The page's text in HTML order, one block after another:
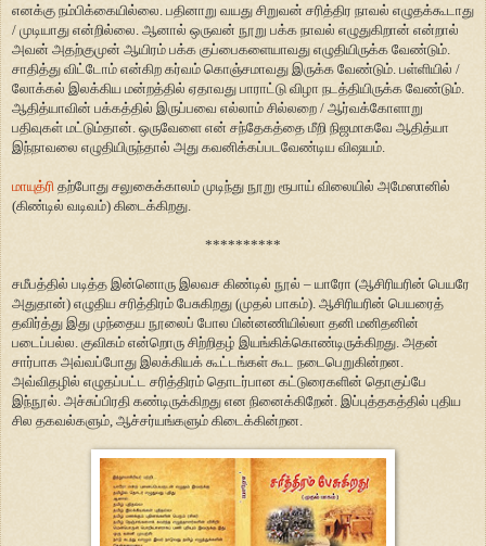
எனக்கு நம்பிக்கையில்லை. பதினாறு வயது சிறுவன் சரித்திர நாவல் எழுதக்கூடாது
/ முடியாது என்றில்லை. ஆனால் ஒருவன் நூறு பக்க நாவல் எழுதுகிறான் என்றால்
அவன் அதற்குமுன் ஆயிரம் பக்க குப்பைகளையாவது எழுதியிருக்க வேண்டும்.
சாதித்து விட்டோம் என்கிற கர்வம் கொஞ்சமாவது இருக்க வேண்டும். பள்ளியில் /
லோக்கல் இலக்கிய மன்றத்தில் ஏதாவது பாராட்டு விழா நடத்தியிருக்க வேண்டும்.
ஆதித்யாவின் பக்கத்தில் இருப்பவை எல்லாம் சில்லறை / ஆர்வக்கோளாறு
பதிவுகள் மட்டும்தான். ஒருவேளை என் சந்தேகத்தை மீறி நிஜமாகவே ஆதித்யா
இந்நாவலை எழுதியிருந்தால் அது கவனிக்கப்படவேண்டிய விஷயம்.
மாயுத்ரி தற்போது சலுகைக்காலம் முடிந்து நூறு ரூபாய் விலையில் அமேஸானில்
(கிண்டில் வடிவம்) கிடைக்கிறது.
**********
சமீபத்தில் படித்த இன்னொரு இலவச கிண்டில் நூல் – யாரோ (ஆசிரியரின் பெயரே
அதுதான்) எழுதிய சரித்திரம் பேசுகிறது (முதல் பாகம்). ஆசிரியரின் பெயரைத்
தவிர்த்து இது முந்தைய நூலைப் போல பின்னணியில்லா தனி மனிதனின்
படைப்பல்ல. குவிகம் என்றொரு சிற்றிதழ் இயங்கிக்கொண்டிருக்கிறது. அதன்
சார்பாக அவ்வப்போது இலக்கியக் கூட்டங்கள் கூட நடைபெறுகின்றன.
அவ்விதழில் எழுதப்பட்ட சரித்திரம் தொடர்பான கட்டுரைகளின் தொகுப்பே
இந்நூல். அச்சுப்பிரதி கண்டிருக்கிறது என நினைக்கிறேன். இப்புத்தகத்தில் புதிய
சில தகவல்களும், ஆச்சர்யங்களும் கிடைக்கின்றன.